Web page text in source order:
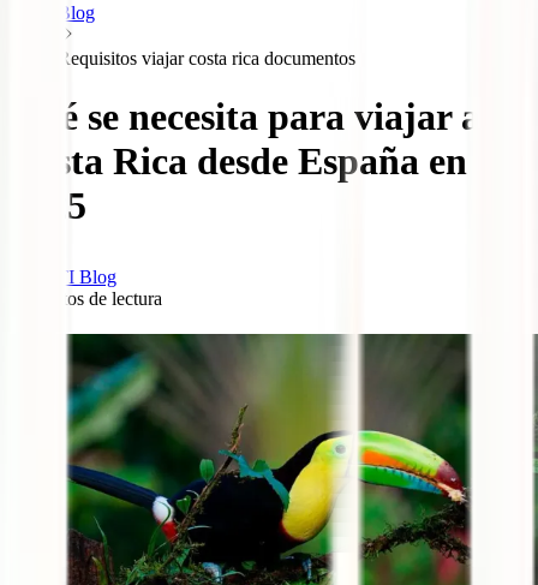
Blog
Requisitos viajar costa rica documentos
Qué se necesita para viajar a
Costa Rica desde España en
2025
IATI Blog
minutos de lectura